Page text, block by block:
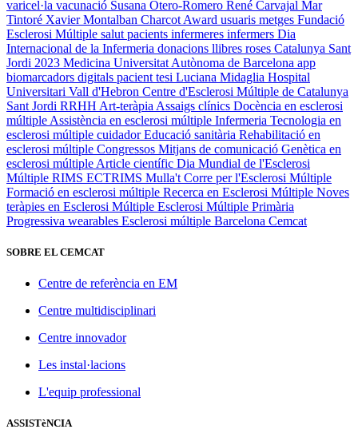
varicel·la vacunació Susana Otero-Romero René Carvajal Mar
Tintoré Xavier Montalban Charcot Award usuaris metges Fundació
Esclerosi Múltiple salut pacients infermeres infermers Dia
Internacional de la Infermeria donacions llibres roses Catalunya Sant
Jordi 2023 Medicina Universitat Autònoma de Barcelona app
biomarcadors digitals pacient tesi Luciana Midaglia Hospital
Universitari Vall d'Hebron Centre d'Esclerosi Múltiple de Catalunya
Sant Jordi RRHH Art-teràpia Assaigs clínics Docència en esclerosi
múltiple Assistència en esclerosi múltiple Infermeria Tecnologia en
esclerosi múltiple cuidadorEducació sanitària Rehabilitació en
esclerosi múltiple Congressos Mitjans de comunicació Genètica en
esclerosi múltiple Article científic Dia Mundial de l'Esclerosi
Múltiple RIMS ECTRIMS Mulla't Corre per l'Esclerosi Múltiple
Formació en esclerosi múltiple Recerca en Esclerosi Múltiple Noves
teràpies en Esclerosi Múltiple Esclerosi Múltiple Primària
Progressiva wearables Esclerosi múltiple Barcelona Cemcat
SOBRE EL CEMCAT
Centre de referència en EM
Centre multidisciplinari
Centre innovador
Les instal·lacions
L'equip professional
ASSISTèNCIA